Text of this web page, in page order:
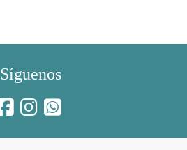
Síguenos